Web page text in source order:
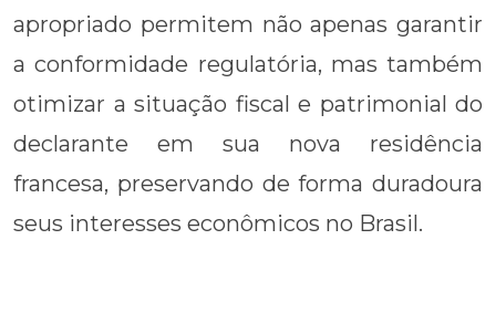
apropriado permitem não apenas garantir
a conformidade regulatória, mas também
otimizar a situação fiscal e patrimonial do
declarante em sua nova residência
francesa, preservando de forma duradoura
seus interesses econômicos no Brasil.